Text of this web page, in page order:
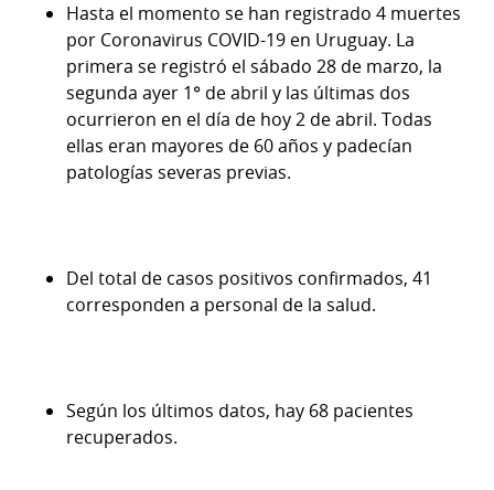
Hasta el momento se han registrado 4 muertes
por Coronavirus COVID-19 en Uruguay. La
primera se registró el sábado 28 de marzo, la
segunda ayer 1° de abril y las últimas dos
ocurrieron en el día de hoy 2 de abril. Todas
ellas eran mayores de 60 años y padecían
patologías severas previas.
Del total de casos positivos confirmados, 41
corresponden a personal de la salud.
Según los últimos datos, hay 68 pacientes
recuperados.